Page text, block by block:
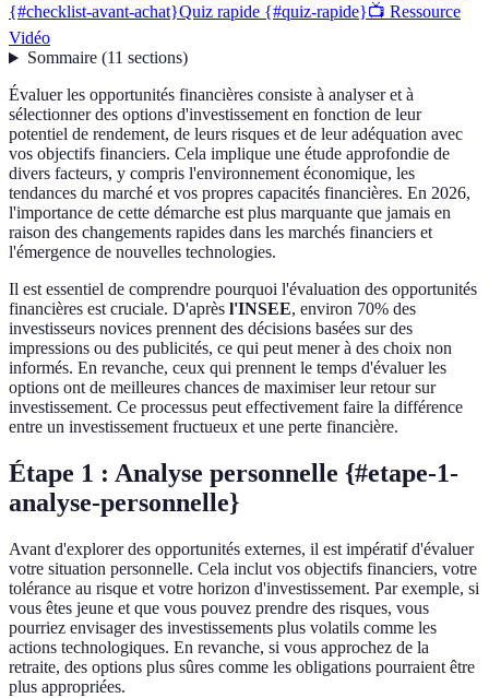
{#checklist-avant-achat}Quiz rapide {#quiz-rapide}📺 Ressource
Vidéo
Sommaire(11 sections)
Évaluer les opportunités financières consiste à analyser et à
sélectionner des options d'investissement en fonction de leur
potentiel de rendement, de leurs risques et de leur adéquation avec
vos objectifs financiers. Cela implique une étude approfondie de
divers facteurs, y compris l'environnement économique, les
tendances du marché et vos propres capacités financières. En 2026,
l'importance de cette démarche est plus marquante que jamais en
raison des changements rapides dans les marchés financiers et
l'émergence de nouvelles technologies.
Il est essentiel de comprendre pourquoi l'évaluation des opportunités
financières est cruciale. D'après l'INSEE, environ 70% des
investisseurs novices prennent des décisions basées sur des
impressions ou des publicités, ce qui peut mener à des choix non
informés. En revanche, ceux qui prennent le temps d'évaluer les
options ont de meilleures chances de maximiser leur retour sur
investissement. Ce processus peut effectivement faire la différence
entre un investissement fructueux et une perte financière.
Étape 1 : Analyse personnelle {#etape-1-
analyse-personnelle}
Avant d'explorer des opportunités externes, il est impératif d'évaluer
votre situation personnelle. Cela inclut vos objectifs financiers, votre
tolérance au risque et votre horizon d'investissement. Par exemple, si
vous êtes jeune et que vous pouvez prendre des risques, vous
pourriez envisager des investissements plus volatils comme les
actions technologiques. En revanche, si vous approchez de la
retraite, des options plus sûres comme les obligations pourraient être
plus appropriées.